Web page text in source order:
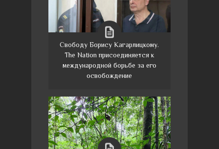
Свободу Борису Кагарлицкому.
The Nation присоединяется к
международной борьбе за его
освобождение